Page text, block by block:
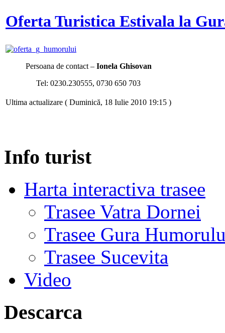
Oferta Turistica Estivala la
Persoana de contact – Ionela Ghisovan
Tel: 0230.230555, 0730 650 703
Ultima actualizare ( Duminică, 18 Iulie 2010 19:15 )
Info turist
Harta interactiva trasee
Trasee Vatra Dornei
Trasee Gura
Trasee Sucevita
Video
Descarca